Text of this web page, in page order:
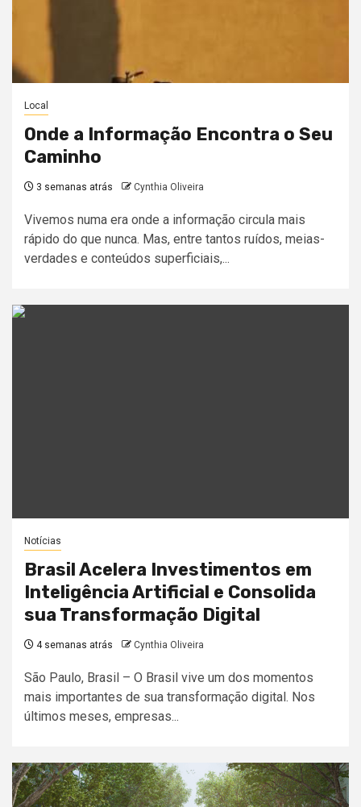
Local
Onde a Informação Encontra o Seu
Caminho
3 semanas atrás Cynthia Oliveira
Vivemos numa era onde a informação circula mais
rápido do que nunca. Mas, entre tantos ruídos, meias-
verdades e conteúdos superficiais,...
Notícias
Brasil Acelera Investimentos em
Inteligência Artificial e Consolida
sua Transformação Digital
4 semanas atrás Cynthia Oliveira
São Paulo, Brasil – O Brasil vive um dos momentos
mais importantes de sua transformação digital. Nos
últimos meses, empresas...